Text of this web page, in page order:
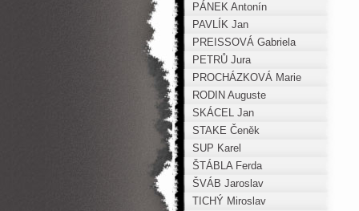
PÁNEK Antonín
PAVLÍK Jan
PREISSOVÁ Gabriela
PETRŮ Jura
PROCHÁZKOVÁ Marie
RODIN Auguste
SKÁCEL Jan
STAKE Čeněk
SUP Karel
ŠTÁBLA Ferda
ŠVÁB Jaroslav
TICHÝ Miroslav